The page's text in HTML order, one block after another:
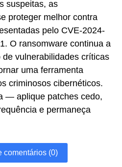
suspeitas, as
proteger melhor contra
pelo CVE-2024-
O ransomware continua a
vulnerabilidades críticas
uma ferramenta
criminosos cibernéticos.
— aplique patches cedo,
e permaneça
comentários (0)